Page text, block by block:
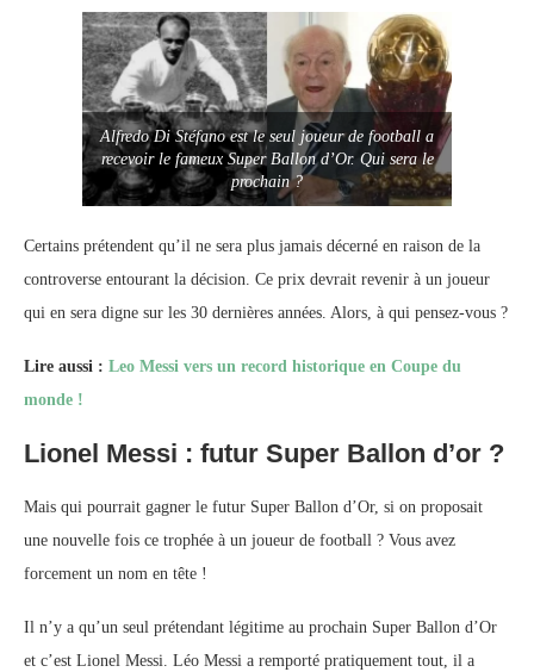
Alfredo Di Stéfano est le seul joueur de football a
recevoir le fameux Super Ballon d’Or. Qui sera le
prochain ?
Certains prétendent qu’il ne sera plus jamais décerné en raison de la
controverse entourant la décision. Ce prix devrait revenir à un joueur
qui en sera digne sur les 30 dernières années. Alors, à qui pensez-vous ?
Lire aussi : Leo Messi vers un record historique en Coupe du
monde !
Lionel Messi : futur Super Ballon d’or ?
Mais qui pourrait gagner le futur Super Ballon d’Or, si on proposait
une nouvelle fois ce trophée à un joueur de football ? Vous avez
forcement un nom en tête !
Il n’y a qu’un seul prétendant légitime au prochain Super Ballon d’Or
et c’est Lionel Messi. Léo Messi a remporté pratiquement tout, il a